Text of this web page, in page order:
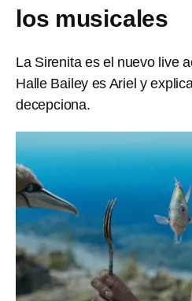
los musicales
La Sirenita es el nuevo live
Halle Bailey es Ariel y
decepciona.